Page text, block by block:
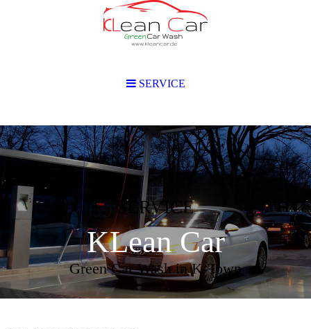
SERVICE
KLean Car
Green Car Wash in K-Town
SERVICE